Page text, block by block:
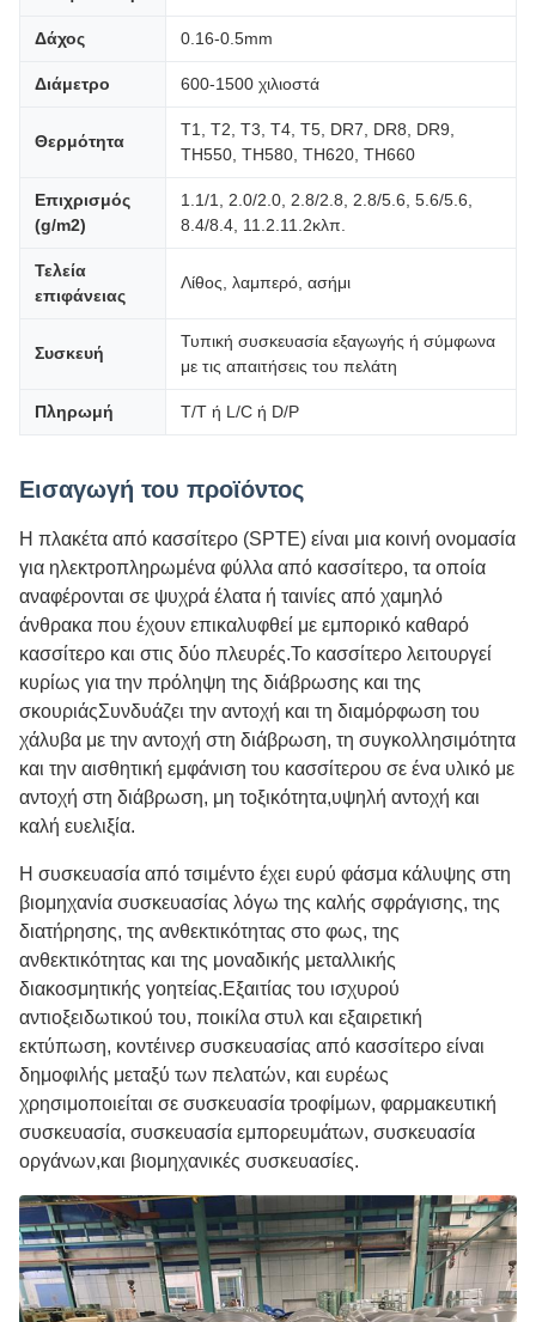
Δάχος 0.16-0.5mm
Διάμετρο 600-1500 χιλιοστά
Θερμότητα
Τ1, Τ2, Τ3, Τ4, Τ5, DR7, DR8, DR9,
TH550, TH580, TH620, TH660
Επιχρισμός
(g/m2)
1.1/1, 2.0/2.0, 2.8/2.8, 2.8/5.6, 5.6/5.6,
8.4/8.4, 11.2.11.2κλπ.
Τελεία
επιφάνειας
Λίθος, λαμπερό, ασήμι
Συσκευή
Τυπική συσκευασία εξαγωγής ή σύμφωνα
με τις απαιτήσεις του πελάτη
Πληρωμή T/T ή L/C ή D/P
Εισαγωγή του προϊόντος
Η πλακέτα από κασσίτερο (SPTE) είναι μια κοινή ονομασία
για ηλεκτροπληρωμένα φύλλα από κασσίτερο, τα οποία
αναφέρονται σε ψυχρά έλατα ή ταινίες από χαμηλό
άνθρακα που έχουν επικαλυφθεί με εμπορικό καθαρό
κασσίτερο και στις δύο πλευρές.Το κασσίτερο λειτουργεί
κυρίως για την πρόληψη της διάβρωσης και της
σκουριάςΣυνδυάζει την αντοχή και τη διαμόρφωση του
χάλυβα με την αντοχή στη διάβρωση, τη συγκολλησιμότητα
και την αισθητική εμφάνιση του κασσίτερου σε ένα υλικό με
αντοχή στη διάβρωση, μη τοξικότητα,υψηλή αντοχή και
καλή ευελιξία.
Η συσκευασία από τσιμέντο έχει ευρύ φάσμα κάλυψης στη
βιομηχανία συσκευασίας λόγω της καλής σφράγισης, της
διατήρησης, της ανθεκτικότητας στο φως, της
ανθεκτικότητας και της μοναδικής μεταλλικής
διακοσμητικής γοητείας.Εξαιτίας του ισχυρού
αντιοξειδωτικού του, ποικίλα στυλ και εξαιρετική
εκτύπωση, κοντέινερ συσκευασίας από κασσίτερο είναι
δημοφιλής μεταξύ των πελατών, και ευρέως
χρησιμοποιείται σε συσκευασία τροφίμων, φαρμακευτική
συσκευασία, συσκευασία εμπορευμάτων, συσκευασία
οργάνων,και βιομηχανικές συσκευασίες.